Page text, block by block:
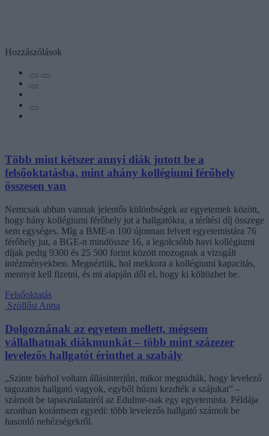
Hozzászólások
Több mint kétszer annyi diák jutott be a
felsőoktatásba, mint ahány kollégiumi férőhely
összesen van
Nemcsak abban vannak jelentős különbségek az egyetemek között,
hogy hány kollégiumi férőhely jut a hallgatókra, a térítési díj összege
sem egységes. Míg a BME-n 100 újonnan felvett egyetemistára 76
férőhely jut, a BGE-n mindössze 16, a legolcsóbb havi kollégiumi
díjak pedig 9300 és 25 500 forint között mozognak a vizsgált
intézményekben. Megnéztük, hol mekkora a kollégiumi kapacitás,
mennyit kell fizetni, és mi alapján dől el, hogy ki költözhet be.
Felsőoktatás
Szöllősi Anna
Dolgoznának az egyetem mellett, mégsem
vállalhatnak diákmunkát – több mint százezer
levelezős hallgatót érinthet a szabály
„Szinte bárhol voltam állásinterjún, mikor megtudták, hogy levelező
tagozatos hallgató vagyok, egyből húzni kezdték a szájukat” –
számolt be tapasztalatairól az Eduline-nak egy egyetemista. Példája
azonban korántsem egyedi: több levelezős hallgató számolt be
hasonló nehézségekről.